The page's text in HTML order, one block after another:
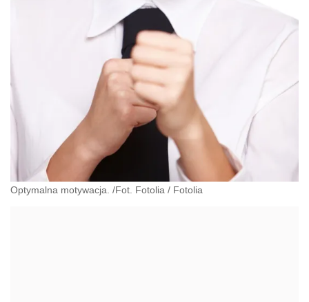
Optymalna motywacja. /Fot. Fotolia / Fotolia